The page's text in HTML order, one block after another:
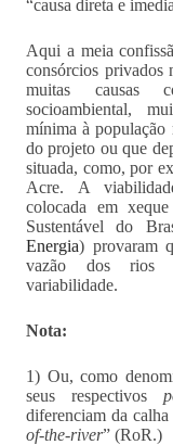
“causa direta e
Aqui a meia
consórcios privados
muitas causas
socioambiental,
mínima à população
do projeto ou que
situada, como, por
Acre. A
colocada em
Sustentável do
Energia) provaram
vazão dos rios
variabilidade.
Nota:
1) Ou, como
seus respectivos
diferenciam da
of-the-river” (RoR.)